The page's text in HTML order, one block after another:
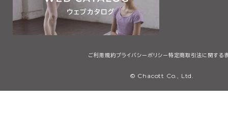
ご利用規約プライバシーポリシー 特定商取引法に関する
© Chacott Co., Ltd.